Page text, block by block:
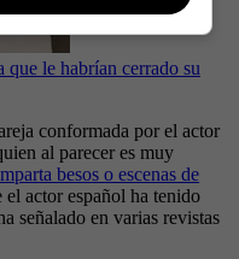
le habrían cerrado su
conformada por el actor
al parecer es muy
besos o escenas de
el actor español ha tenido
señalado en varias revistas